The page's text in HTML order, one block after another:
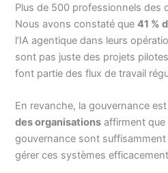
Plus de 500 professionnels des
Nous avons constaté que41 %
l’IA agentique dans leurs
sont pas juste des projets
font partie des flux de travail
En revanche, la gouvernance
des organisations affirment que
gouvernance sont
gérer ces systèmes